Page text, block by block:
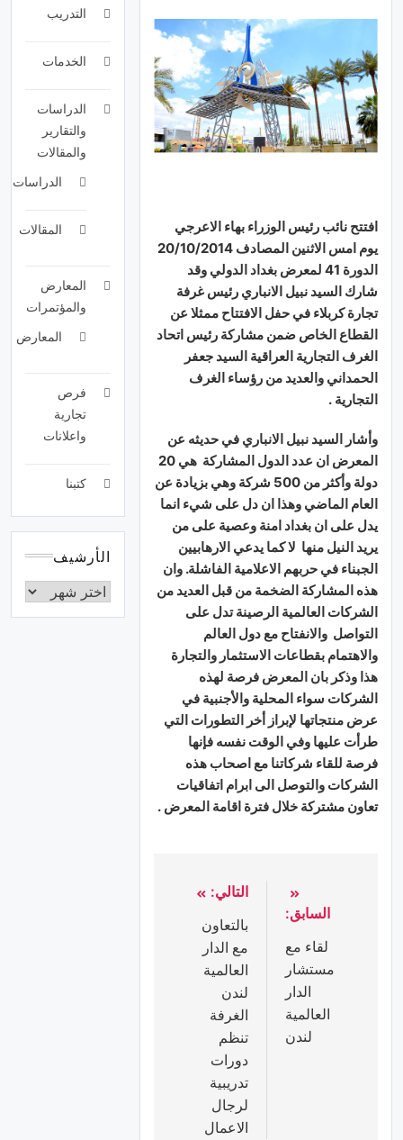
افتتح نائب رئيس الوزراء بهاء الاعرجي
يوم امس الاثنين المصادف 20/10/2014
الدورة 41 لمعرض بغداد الدولي وقد
شارك السيد نبيل الانباري رئيس غرفة
تجارة كربلاء في حفل الافتتاح ممثلا عن
القطاع الخاص ضمن مشاركة رئيس اتحاد
الغرف التجارية العراقية السيد جعفر
الحمداني والعديد من رؤساء الغرف
التجارية .
وأشار السيد نبيل الانباري في حديثه عن
المعرض ان عدد الدول المشاركة هي 20
دولة وأكثر من 500 شركة وهي بزيادة عن
العام الماضي وهذا ان دل على شيء انما
يدل على ان بغداد امنة وعصية على من
يريد النيل منها لا كما يدعي الارهابيين
الجبناء في حربهم الاعلامية الفاشلة. وان
هذه المشاركة الضخمة من قبل العديد من
الشركات العالمية الرصينة تدل على
التواصل والانفتاح مع دول العالم
والاهتمام بقطاعات الاستثمار والتجارة
هذا وذكر بان المعرض فرصة لهذه
الشركات سواء المحلية والأجنبية في
عرض منتجاتها لإبراز أخر التطورات التي
طرأت عليها وفي الوقت نفسه فإنها
فرصة للقاء شركاتنا مع اصحاب هذه
الشركات والتوصل الى ابرام اتفاقيات
تعاون مشتركة خلال فترة اقامة المعرض .
السابق:
لقاء مع
مستشار
الدار
العالمية
لندن
التالي:
بالتعاون
مع الدار
العالمية
لندن
الغرفة
تنظم
دورات
تدريبية
لرجال
الاعمال
التدريب
الخدمات
الدراسات
والتقارير
والمقالات
الدراسات
المقالات
المعارض
والمؤتمرات
المعارض
فرص
تجارية
واعلانات
كتبنا
الأرشيف